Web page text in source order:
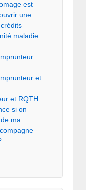
est
une
maladie
et
et RQTH
si on
ma